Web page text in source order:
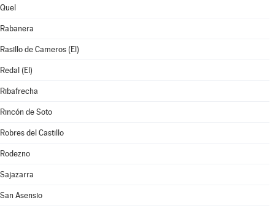
Quel
Rabanera
Rasillo de Cameros (El)
Redal (El)
Ribafrecha
Rincón de Soto
Robres del Castillo
Rodezno
Sajazarra
San Asensio